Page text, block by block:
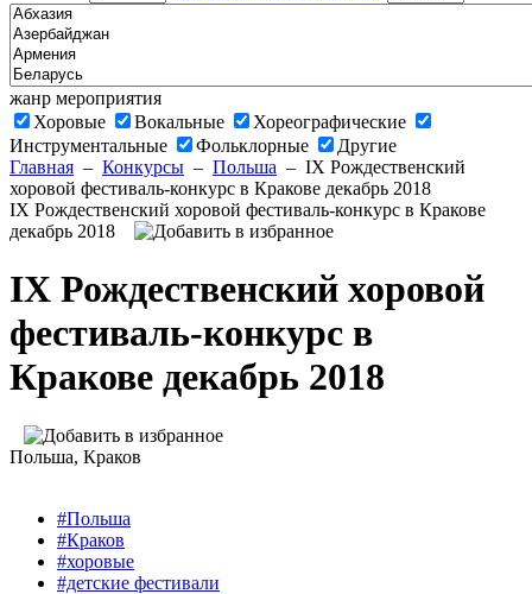
жанр мероприятия
Хоровые
Вокальные
Хореографические
Инструментальные
Фольклорные
Другие
Главная – Конкурсы – Польша – IX Рождественский
хоровой фестиваль-конкурс в Кракове декабрь 2018
IX Рождественский хоровой фестиваль-конкурс в Кракове
декабрь 2018
IX Рождественский хоровой
фестиваль-конкурс в
Кракове декабрь 2018
Польша, Краков
#Польша
#Краков
#хоровые
#детские фестивали